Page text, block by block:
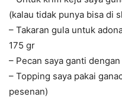
(kalau tidak punya bisa di
– Takaran gula untuk
175 gr
– Pecan saya ganti
– Topping saya pakai
pesenan)